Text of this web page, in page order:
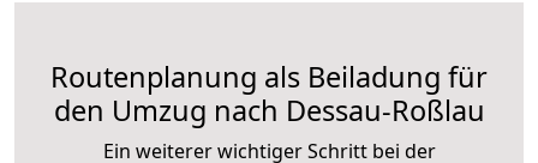
Routenplanung als Beiladung für
den Umzug nach Dessau-Roßlau
Ein weiterer wichtiger Schritt bei der